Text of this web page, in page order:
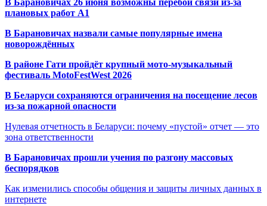
плановых работ A1
В Барановичах назвали самые популярные имена
новорождённых
В районе Гати пройдёт крупный мото-музыкальный
фестиваль MotoFestWest 2026
В Беларуси сохраняются ограничения на посещение лесов
из-за пожарной опасности
Нулевая отчетность в Беларуси: почему «пустой» отчет — это
зона ответственности
В Барановичах прошли учения по разгону массовых
беспорядков
Как изменились способы общения и защиты личных данных в
интернете